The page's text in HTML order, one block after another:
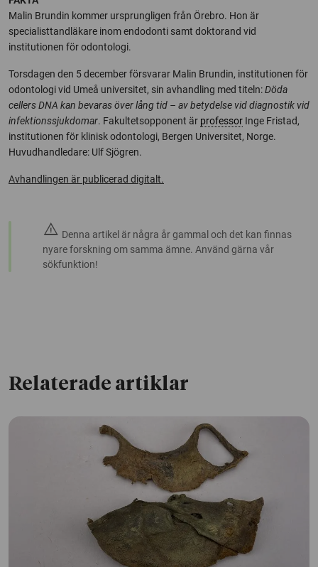
Malin Brundin kommer ursprungligen från Örebro. Hon är
specialisttandläkare inom endodonti samt doktorand vid
institutionen för odontologi.
Torsdagen den 5 december försvarar Malin Brundin, institutionen för
odontologi vid Umeå universitet, sin avhandling med titeln:Döda
cellers DNA kan bevaras över lång tid – av betydelse vid diagnostik vid
infektionssjukdomar. Fakultetsopponent är professor Inge Fristad,
institutionen för klinisk odontologi, Bergen Universitet, Norge.
Huvudhandledare: Ulf Sjögren.
Avhandlingen är publicerad digitalt.
warning Denna artikel är några år gammal och det kan finnas
nyare forskning om samma ämne. Använd gärna vår
sökfunktion!
Relaterade artiklar